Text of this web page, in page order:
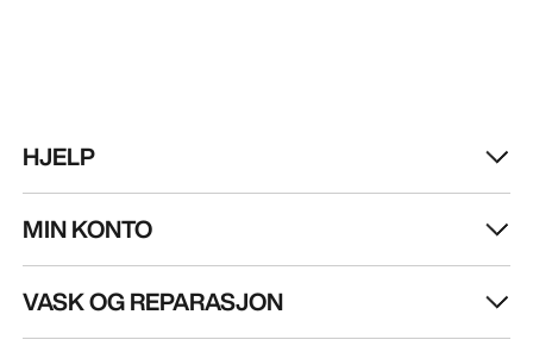
HJELP
MIN KONTO
VASK OG REPARASJON